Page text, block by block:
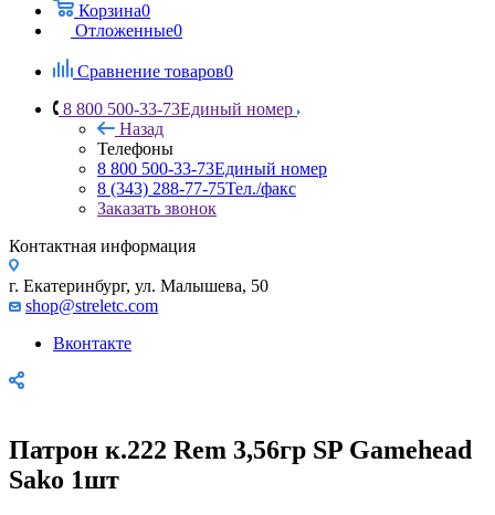
Корзина0
Отложенные0
Сравнение товаров0
8 800 500-33-73Единый номер
Назад
Телефоны
8 800 500-33-73Единый номер
8 (343) 288-77-75Тел./факс
Заказать звонок
Контактная информация
г. Екатеринбург, ул. Малышева, 50
shop@streletc.com
Вконтакте
Патрон к.222 Rem 3,56гр SP Gamehead
Sako 1шт